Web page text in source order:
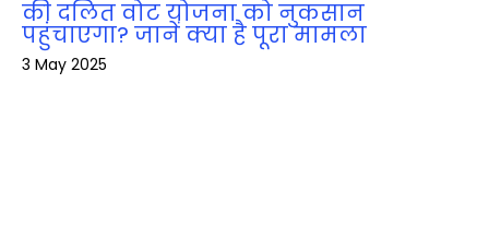
की दलित वोट योजना को नुकसान
पहुंचाएगा? जानें क्या है पूरा मामला
3 May 2025